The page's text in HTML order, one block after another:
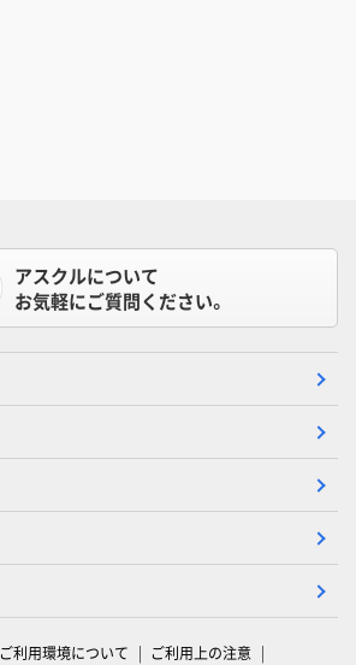
アスクルについて
お気軽にご質問ください。
ご利用環境について ご利用上の注意